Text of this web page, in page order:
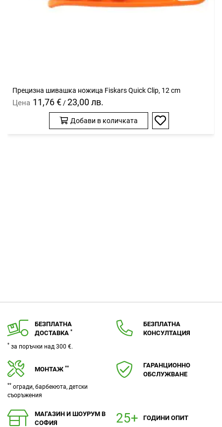
Прецизна шивашка ножица Fiskars Quick Clip, 12 cm
Цена 11,76 €/23,00 лв.
Добави в количката
Добави
БЕЗПЛАТНА
ДОСТАВКА *
* за поръчки над 300 €.
БЕЗПЛАТНА
КОНСУЛТАЦИЯ
МОНТАЖ **
** огради, барбекюта, детски
съоръжения
ГАРАНЦИОННО
ОБСЛУЖВАНЕ
МАГАЗИН И ШОУРУМ В
СОФИЯ
ГОДИНИ ОПИТ